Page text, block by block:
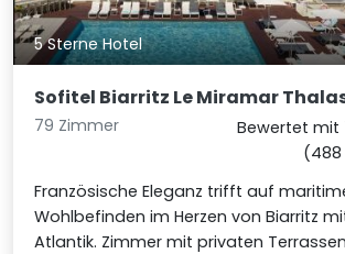
5 Sterne Hotel
Sofitel Biarritz Le Miramar
79 Zimmer
Bewertet mit
(488
Französische Eleganz trifft auf
Wohlbefinden im Herzen von Biarritz
Atlantik. Zimmer mit privaten